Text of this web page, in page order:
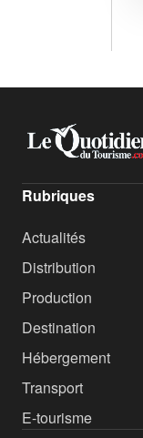
Rubriques
Actualités
Distribution
Production
Destination
Hébergement
Transport
E-tourisme